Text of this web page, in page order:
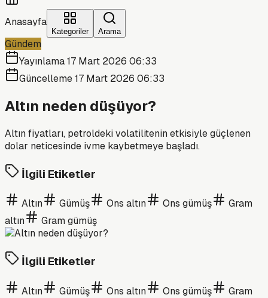
Anasayfa
Kategoriler Arama
Gündem
Yayınlama17 Mart 2026 06:33
Güncelleme17 Mart 2026 06:33
Altın neden düşüyor?
Altın fiyatları, petroldeki volatilitenin etkisiyle güçlenen
dolar neticesinde ivme kaybetmeye başladı.
İlgili Etiketler
Altın Gümüş Ons altın Ons gümüş
Gram
altın
Gram gümüş
İlgili Etiketler
Altın Gümüş Ons altın Ons gümüş
Gram